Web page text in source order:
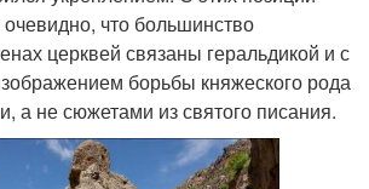
что большинство
церквей связаны геральдикой и с
борьбы княжеского рода
а не сюжетами из святого писания.